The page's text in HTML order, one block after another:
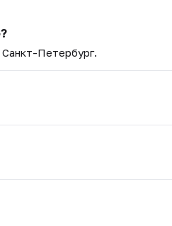
Петербург.